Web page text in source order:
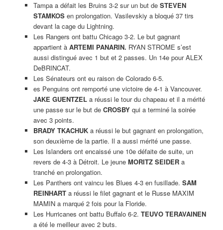
Tampa a défait les Bruins 3-2 sur un but de STEVEN
STAMKOSen prolongation. Vasilevskiy a bloqué 37 tirs
devant la cage du Lightning.
Les Rangers ont battu Chicago 3-2. Le but gagnant
appartient à ARTEMI PANARIN. RYAN STROME s’est
aussi distingué avec 1 but et 2 passes. Un 14e pour ALEX
DeBRINCAT.
Les Sénateurs ont eu raison de Colorado 6-5.
es Penguins ont remporté une victoire de 4-1 à Vancouver.
JAKE GUENTZELa réussi le tour du chapeau et il a mérité
une passe sur le but de CROSBY qui a terminé la soirée
avec 3 points.
BRADY TKACHUKa réussi le but gagnant en prolongation,
son deuxième de la partie. Il a aussi mérité une passe.
Les Islanders ont encaissé une 10e défaite de suite, un
revers de 4-3 à Détroit. Le jeune MORITZ SEIDERa
tranché en prolongation.
Les Panthers ont vaincu les Blues 4-3 en fusillade. SAM
REINHARTa réussi le filet gagnant et le Russe MAXIM
MAMIN a marqué 2 fois pour la Floride.
Les Hurricanes ont battu Buffalo 6-2. TEUVO TERAVAINEN
a été le meilleur avec 2 buts.